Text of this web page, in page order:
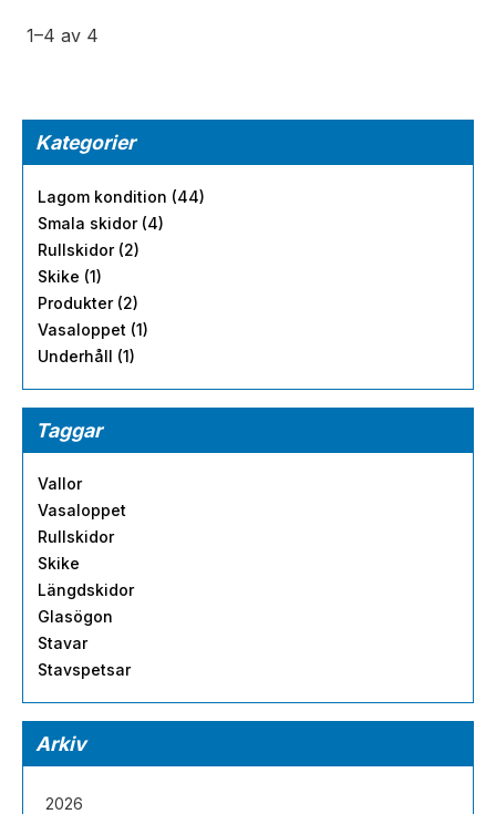
1–4 av 4
Kategorier
Lagom kondition (44)
Smala skidor (4)
Rullskidor (2)
Skike (1)
Produkter (2)
Vasaloppet (1)
Underhåll (1)
Taggar
Vallor
Vasaloppet
Rullskidor
Skike
Längdskidor
Glasögon
Stavar
Stavspetsar
Arkiv
2026